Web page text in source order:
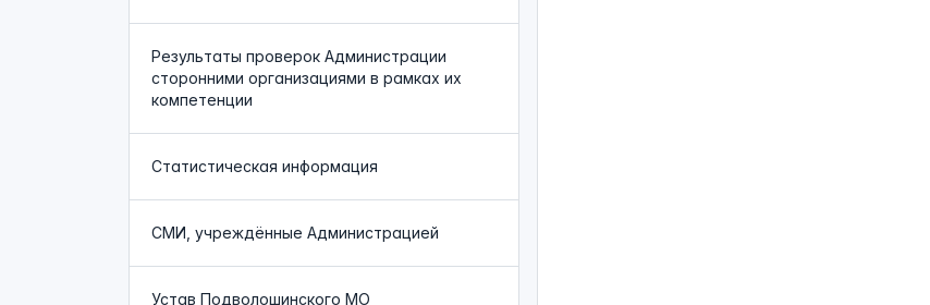
Результаты проверок Администрации
сторонними организациями в рамках их
компетенции
Статистическая информация
СМИ, учреждённые Администрацией
Устав Подволошинского МО